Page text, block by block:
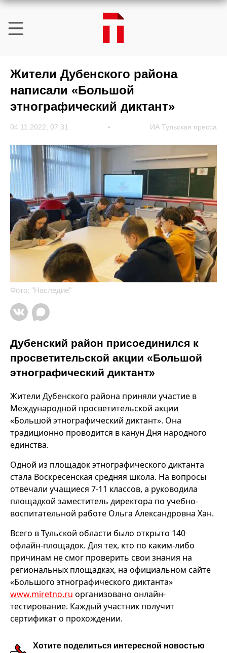
Жители Дубенского района
написали «Большой
этнографический диктант»
04.11.2022, 07:31 ИА Тульская пресса
Фото: "Наследие"
Дубенский район присоединился к
просветительской акции «Большой
этнографический диктант»
Жители Дубенского района приняли участие в
Международной просветительской акции
«Большой этнографический диктант». Она
традиционно проводится в канун Дня народного
единства.
Одной из площадок этнографического диктанта
стала Воскресенская средняя школа. На вопросы
отвечали учащиеся 7-11 классов, а руководила
площадкой заместитель директора по учебно-
воспитательной работе Ольга Александровна Хан.
Всего в Тульской области было открыто 140
офлайн-площадок. Для тех, кто по каким-либо
причинам не смог проверить свои знания на
региональных площадках, на официальном сайте
«Большого этнографического диктанта»
www.miretno.ru организовано онлайн-
тестирование. Каждый участник получит
сертификат о прохождении.
Хотите поделиться интересной новостью